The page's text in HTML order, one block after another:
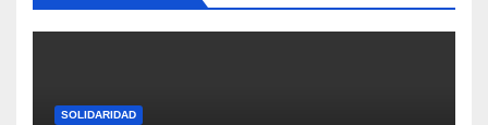
SOLIDARIDAD